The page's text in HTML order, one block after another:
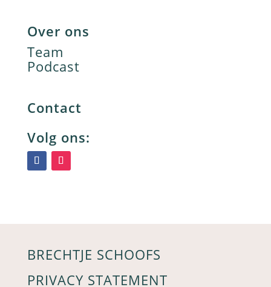
Over ons
Team
Podcast
Contact
Volg ons:
BRECHTJE SCHOOFS
PRIVACY STATEMENT